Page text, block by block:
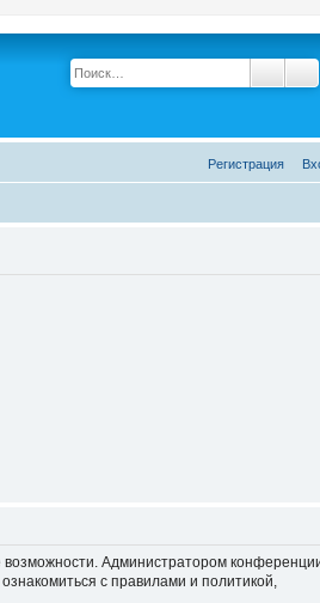
Поиск
Регистрация
возможности. Администратором
с правилами и политикой,